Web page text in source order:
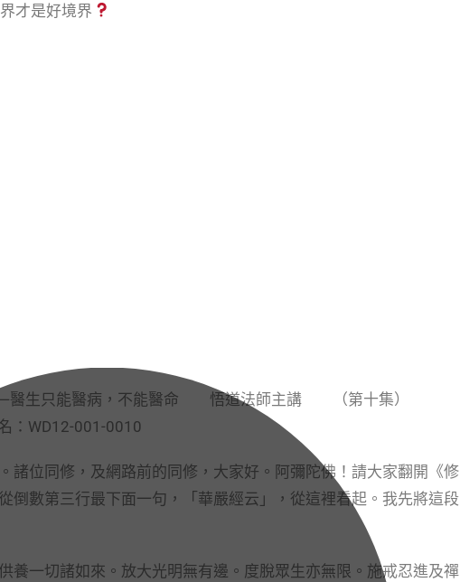
才是好境界
講—醫生只能醫病，不能醫命 悟道法師主講 （第十集）
WD12-001-0010
位同修，及網路前的同修，大家好。阿彌陀佛！請大家翻開《修
倒數第三行最下面一句，「華嚴經云」，從這裡看起。我先將這段
一切諸如來。放大光明無有邊。度脫眾生亦無限。施戒忍進及禪